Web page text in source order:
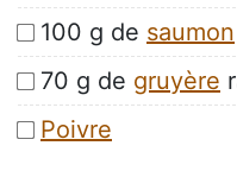
100 g de saumon
70 g de gruyère
Poivre